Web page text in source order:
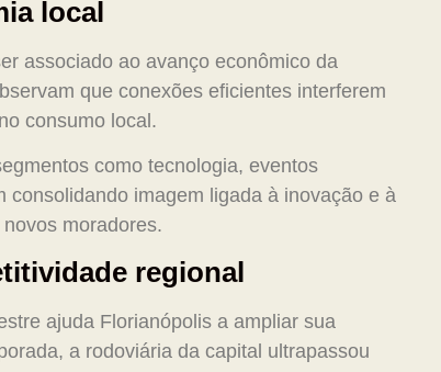
local
associado ao avanço econômico da
que conexões eficientes interferem
consumo local.
como tecnologia, eventos
imagem ligada à inovação e à
moradores.
regional
ajuda Florianópolis a ampliar sua
a rodoviária da capital ultrapassou